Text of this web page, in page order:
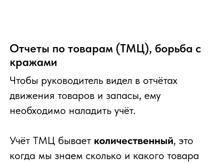
Отчеты по товарам (ТМЦ), борьба с
кражами
Чтобы руководитель видел в отчётах
движения товаров и запасы, ему
необходимо наладить учёт.
Учёт ТМЦ бывает количественный, это
когда мы знаем сколько и какого товара